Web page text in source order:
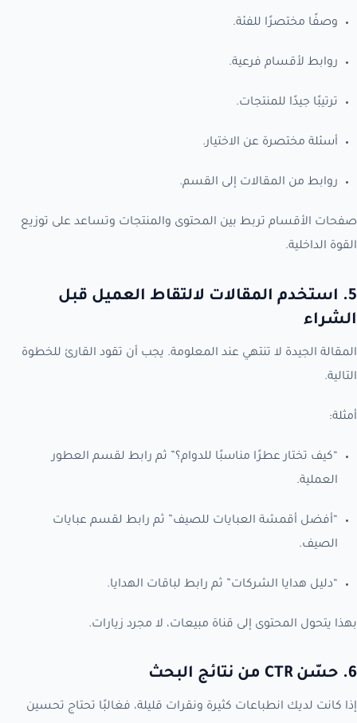
وصفًا مختصرًا للفئة.
روابط لأقسام فرعية.
ترتيبًا جيدًا للمنتجات.
أسئلة مختصرة عن الاختيار.
روابط من المقالات إلى القسم.
صفحات الأقسام تربط بين المحتوى والمنتجات وتساعد على توزيع
القوة الداخلية.
5. استخدم المقالات لالتقاط العميل قبل
الشراء
المقالة الجيدة لا تنتهي عند المعلومة. يجب أن تقود القارئ للخطوة
التالية.
أمثلة:
“كيف تختار عطرًا مناسبًا للدوام؟” ثم رابط لقسم العطور
العملية.
“أفضل أقمشة العبايات للصيف” ثم رابط لقسم عبايات
الصيف.
“دليل هدايا الشركات” ثم رابط لباقات الهدايا.
بهذا يتحول المحتوى إلى قناة مبيعات، لا مجرد زيارات.
6. حسّن CTR من نتائج البحث
إذا كانت لديك انطباعات كثيرة ونقرات قليلة، فغالبًا تحتاج تحسين